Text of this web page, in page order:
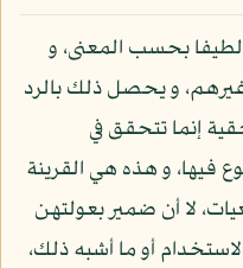
لطيفا بحسب المعنى، و
و يحصل ذلك بالرد
إنما تتحقق في
فيها، و هذه هي القرينة
لا أن ضمير بعولتهن
أو ما أشبه ذلك،